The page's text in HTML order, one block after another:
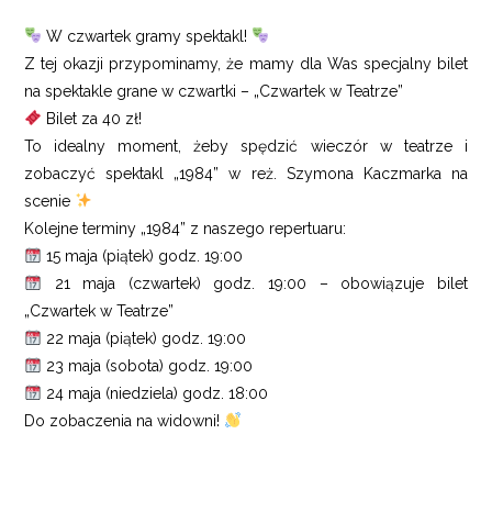
W czwartek gramy spektakl!
Z tej okazji przypominamy, że mamy dla Was specjalny bilet
na spektakle grane w czwartki – „Czwartek w Teatrze”
Bilet za 40 zł!
To idealny moment, żeby spędzić wieczór w teatrze i
zobaczyć spektakl „1984” w reż. Szymona Kaczmarka na
scenie
Kolejne terminy „1984” z naszego repertuaru:
15 maja (piątek) godz. 19:00
21 maja (czwartek) godz. 19:00 – obowiązuje bilet
„Czwartek w Teatrze”
22 maja (piątek) godz. 19:00
23 maja (sobota) godz. 19:00
24 maja (niedziela) godz. 18:00
Do zobaczenia na widowni!